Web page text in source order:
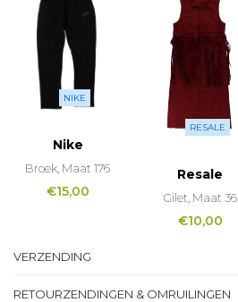
NIKE
Nike
Broek, Maat 176
€15,00
RESALE
Resale
Gilet, Maat 36
€10,00
VERZENDING
RETOURZENDINGEN & OMRUILINGEN